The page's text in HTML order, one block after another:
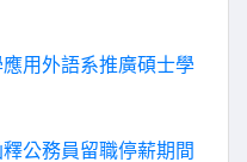
用外語系推廣碩士學
公務員留職停薪期間